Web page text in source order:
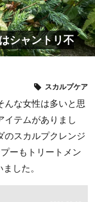
シャントリ不
スカルプケア
な女性は多いと思
イテムがありまし
のスカルプクレンジ
ーもトリートメン
した。